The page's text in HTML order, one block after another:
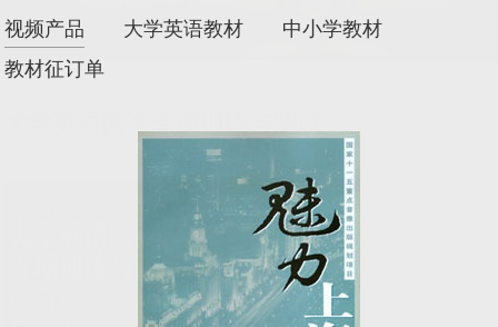
视频产品 大学英语教材
中小学教材
教材征订单